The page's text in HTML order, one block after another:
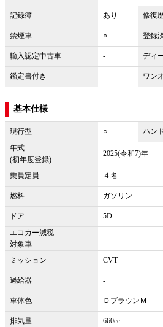
記録簿 あり 修復
禁煙車 ○ 登録
輸入認定中古車 - ディ
鑑定書付き - ワン
基本仕様
現行型 ○ ハン
年式
(初年度登録)
2025(令和7)年
乗員定員 ４名
燃料 ガソリン
ドア
5D
エコカー減税
対象車
-
ミッション CVT
過給器 -
車体色 ＤブラウンＭ
排気量 660cc